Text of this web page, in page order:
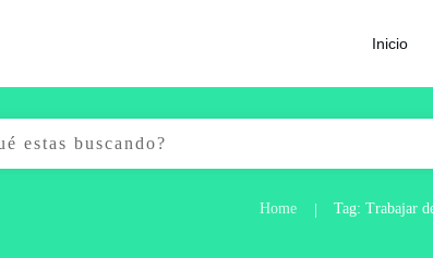
Inicio
Home | Tag: Trabajar